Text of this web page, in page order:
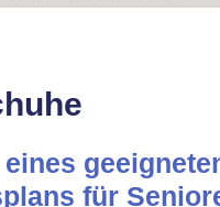
für